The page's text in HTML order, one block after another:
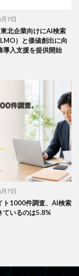
7日
北企業向けにAI検索
）と価値創出に向
導入支援を提供開始
7日
ト1000件調査、AI検索
ているのは5.8%